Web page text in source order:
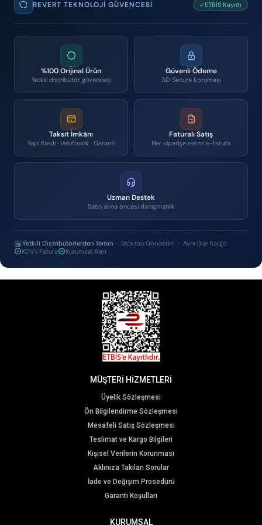
REVERT TEKNOLOJI GÜVENCESI ✓ETBİS Kayıtlı
%100 Orijinal Ürün
Yetkili distribütör güvencesi
Güvenli Ödeme
3D Secure koruması
Taksit İmkânı
Yapı Kredi · Vakıfbank · Garanti
Faturalı Satış
Her siparişe resmi e-fatura
Uzman Destek
Satın alma öncesi danışmanlık
Yetkili Distribütörlerden Temin · Stoktan Gönderim · Aynı Gün Kargo
KDV'li Fatura
Kurumsal Alım
MÜŞTERİ HİZMETLERİ
Üyelik Sözleşmesi
Ön Bilgilendirme Sözleşmesi
Mesafeli Satış Sözleşmesi
Teslimat ve Kargo Bilgileri
Kişisel Verilerin Korunması
Aklınıza Takılan Sorular
İade ve Değişim Prosedürü
Garanti Koşulları
KURUMSAL